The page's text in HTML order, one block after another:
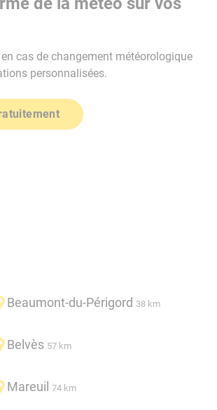
cas de changement météorologique
personnalisées.
Beaumont-du-Périgord 38 km
Belvès 57 km
Mareuil 74 km